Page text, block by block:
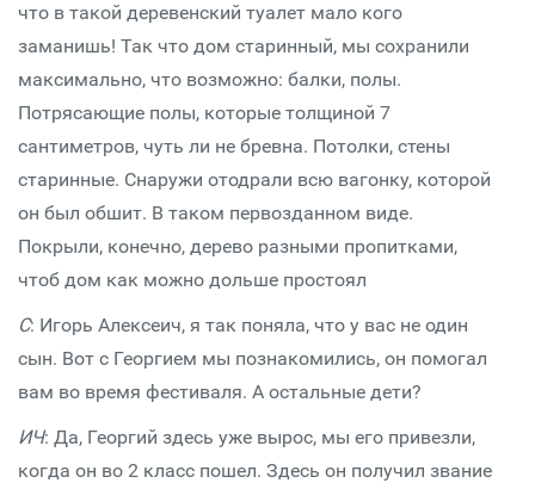
что в такой деревенский туалет мало кого
заманишь! Так что дом старинный, мы сохранили
максимально, что возможно: балки, полы.
Потрясающие полы, которые толщиной 7
сантиметров, чуть ли не бревна. Потолки, стены
старинные. Снаружи отодрали всю вагонку, которой
он был обшит. В таком первозданном виде.
Покрыли, конечно, дерево разными пропитками,
чтоб дом как можно дольше простоял
С: Игорь Алексеич, я так поняла, что у вас не один
сын. Вот с Георгием мы познакомились, он помогал
вам во время фестиваля. А остальные дети?
ИЧ: Да, Георгий здесь уже вырос, мы его привезли,
когда он во 2 класс пошел. Здесь он получил звание